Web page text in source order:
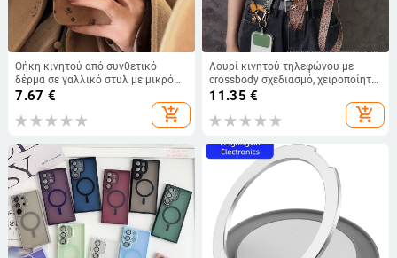
Θήκη κινητού από συνθετικό
δέρμα σε γαλλικό στυλ με μικρό
φλοράλ μοτίβο, για iPhone 16, 15
Pro Max, 14 και 13 – ανθεκτική σε
πτώσεις, καφέ
7.67 €
add_shopping_cart
Λουρί κινητού τηλεφώνου με
crossbody σχεδιασμό, χειροποίητο,
μάρκα Zhenge, unisex, μεταλλική
11.35 €
add_shopping_cart